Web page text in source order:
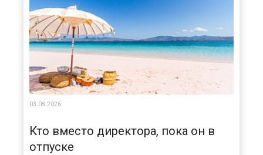
03.08.2026
Кто вместо директора, пока он в
отпуске